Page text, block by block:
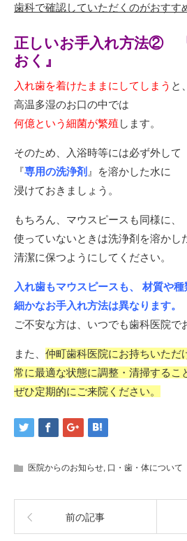
歯科で確認していただくのがおすす
正しいお手入れ方法②
おく』
入れ歯を着けたままにしてしまう と、
高温多湿のお口の中では
何億という細菌が繁殖 します。
そのため、入浴時等には必ず外して
『専用の洗浄剤 』を溶かした水に
浸けておきましょう。
もちろん、マウスピースも同様に、
使っていないときは洗浄剤を溶かし
清潔に保つようにしてください。
入れ歯もマウスピースも、 材質や
細かなお手入れ方法は異なります。
ご不安な方は、いつでも歯科医院で
また、 仲町歯科医院にお持ちいただ
常に最適な状態に調整・清掃するこ
ぜひ定期的にご来院ください。
医院からのお知らせ 口・歯・体について
前の記事